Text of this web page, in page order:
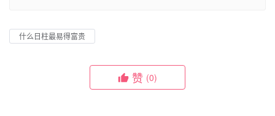
什么日柱最易得富贵
赞 (0)